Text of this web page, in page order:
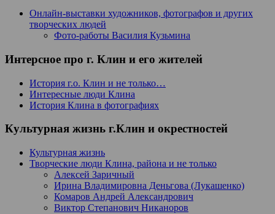
Онлайн-выставки художников, фотографов и других
творческих людей
Фото-работы Василия Кузьмина
Интерсное про г. Клин и его жителей
История г.о. Клин и не только…
Интересные люди Клина
История Клина в фотографиях
Культурная жизнь г.Клин и окрестностей
Культурная жизнь
Творческие люди Клина, района и не только
Алексей Заричный
Ирина Владимировна Деньгова (Лукашенко)
Комаров Андрей Александрович
Виктор Степанович Никаноров